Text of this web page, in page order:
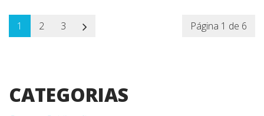
1 2 3 Página 1 de 6
CATEGORIAS